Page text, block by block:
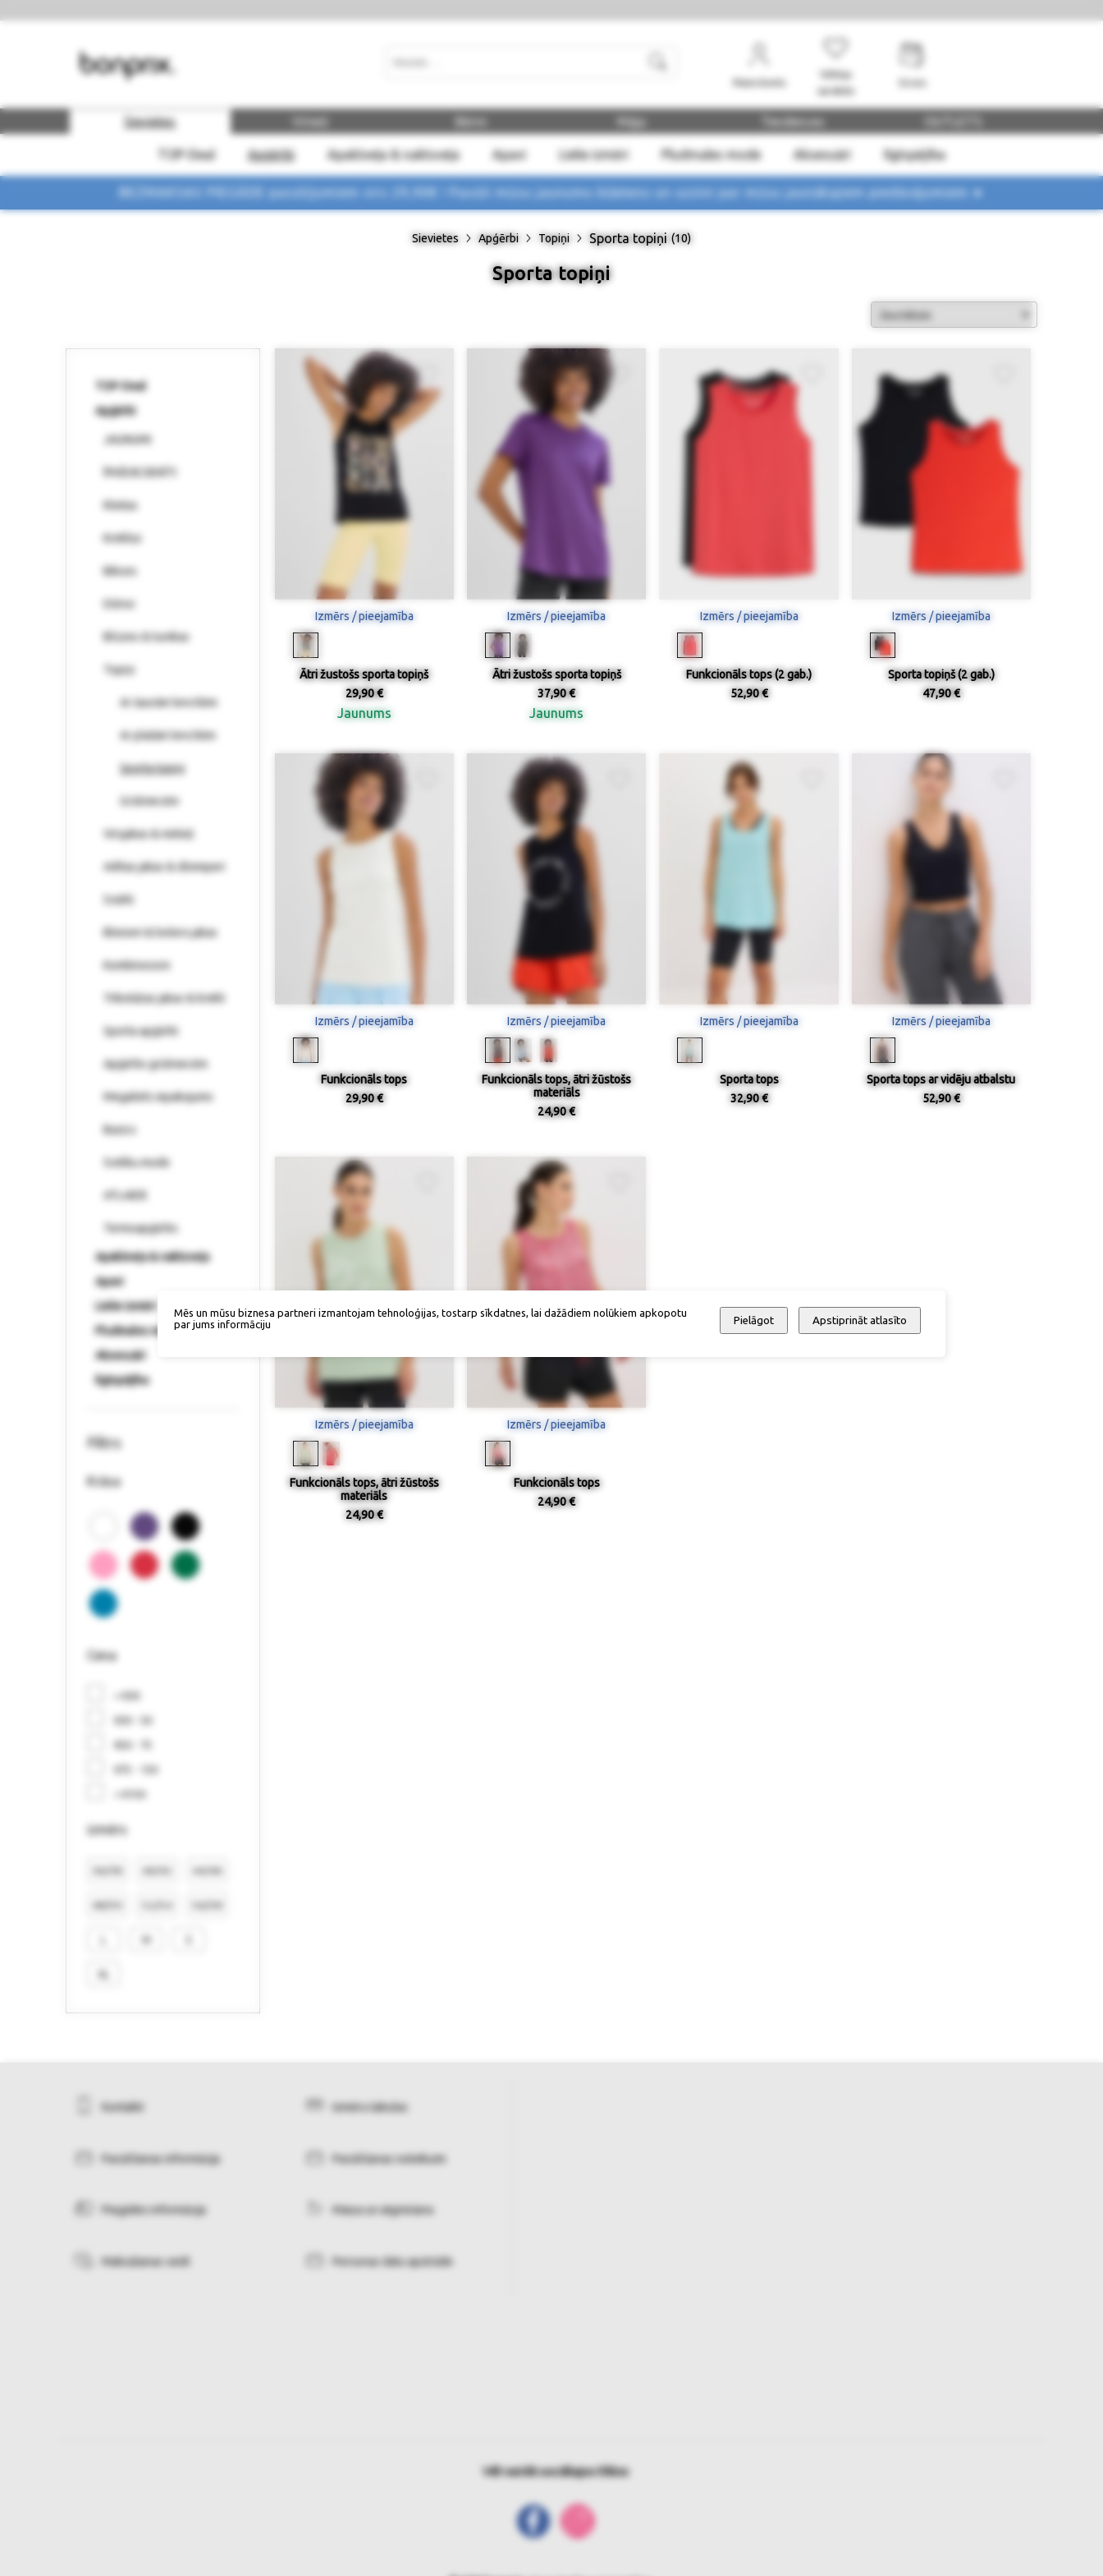
Mans konts
Vēlmju
saraksts
Sievietes
TOP-Deal Apģērbi Apakšveļa & naktsveļa Apavi Lielie izmēri Pludmales mode Aksesuāri Ilgtspējība
Vīrieši Māja Tendences
BEZMAKSAS PIEGĀDE pasūtījumiem virs 29,90€ ! Pasūti mūsu jaunumu biļetenu un uzzini par mūsu jaunākajiem piedāvājumiem ➤
Sievietes Apģērbi Topiņi Sporta topiņi (10)
Sporta topiņi
TOP-Deal
Apģērbi
JAUNUMI
ĪPAŠI IECIENĪTI
Kleitas
Krekliņi
Bikses
Džinsi
Blūzes & tunikas
Topiņi
Ar šaurām lencītēm
Ar platām lencītēm
Sporta topiņi
Grūtniecēm
Virsjakas & mēteļi
Adītas jakas & džemperi
Svārki
Bleizeri & bolero jakas
Kombinezoni
Trikotāžas jakas & krekli
Sporta apģērbi
Apģērbs grūtniecēm
Megaliels iepakojums
Basics
Svētku mode
ATLAIDE
Termoapģērbs
Apakšveļa & naktsveļa
Apavi
Lielie izmēri
Pludmales mode
Aksesuāri
Ilgtspējība
Filtrs
Krāsa
Cena
< €30
€30 - 50
€50 - 75
€75 - 150
> €150
izmērs
Izmērs / pieejamība
Ātri žustošs sporta topiņš
29,90 €
Jaunums
Izmērs / pieejamība
Ātri žustošs sporta topiņš
37,90 €
Jaunums
Izmērs / pieejamība
Funkcionāls tops (2 gab.)
52,90 €
Izmērs / pieejamība
Sporta topiņš (2 gab.)
47,90 €
Izmērs / pieejamība
Funkcionāls tops
29,90 €
Izmērs / pieejamība
Funkcionāls tops, ātri žūstošs
materiāls
24,90 €
Izmērs / pieejamība
Sporta tops
32,90 €
Izmērs / pieejamība
Sporta tops ar vidēju atbalstu
52,90 €
Izmērs / pieejamība
Funkcionāls tops, ātri žūstošs
materiāls
24,90 €
Izmērs / pieejamība
Funkcionāls tops
24,90 €
Kontakti Izmēru tabulas
Pasūtīšanas informācija Pasūtīšanas noteikumi
Piegādes informācija Maiņa un atgriešana
Maksāšanas veidi Personas datu apstrāde
Vēl vairāk sociālajos tīklos
Mēs un mūsu biznesa partneri izmantojam tehnoloģijas, tostarp sīkdatnes, lai dažādiem nolūkiem apkopotu
par jums informāciju
Pielāgot Apstiprināt atlasīto